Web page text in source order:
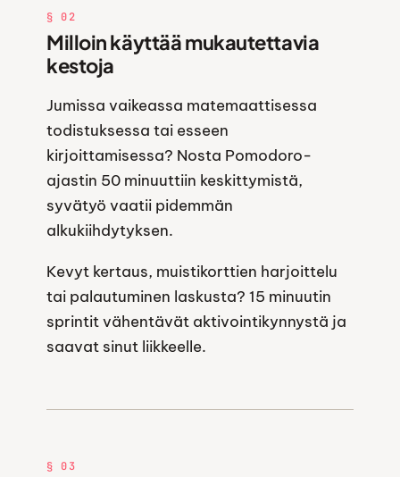
§ 02
Milloin käyttää mukautettavia
kestoja
Jumissa vaikeassa matemaattisessa
todistuksessa tai esseen
kirjoittamisessa? Nosta Pomodoro-
ajastin 50 minuuttiin keskittymistä,
syvätyö vaatii pidemmän
alkukiihdytyksen.
Kevyt kertaus, muistikorttien harjoittelu
tai palautuminen laskusta? 15 minuutin
sprintit vähentävät aktivointikynnystä ja
saavat sinut liikkeelle.
§ 03